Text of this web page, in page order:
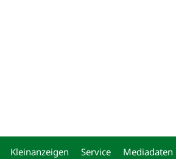
Kleinanzeigen Service Mediadaten